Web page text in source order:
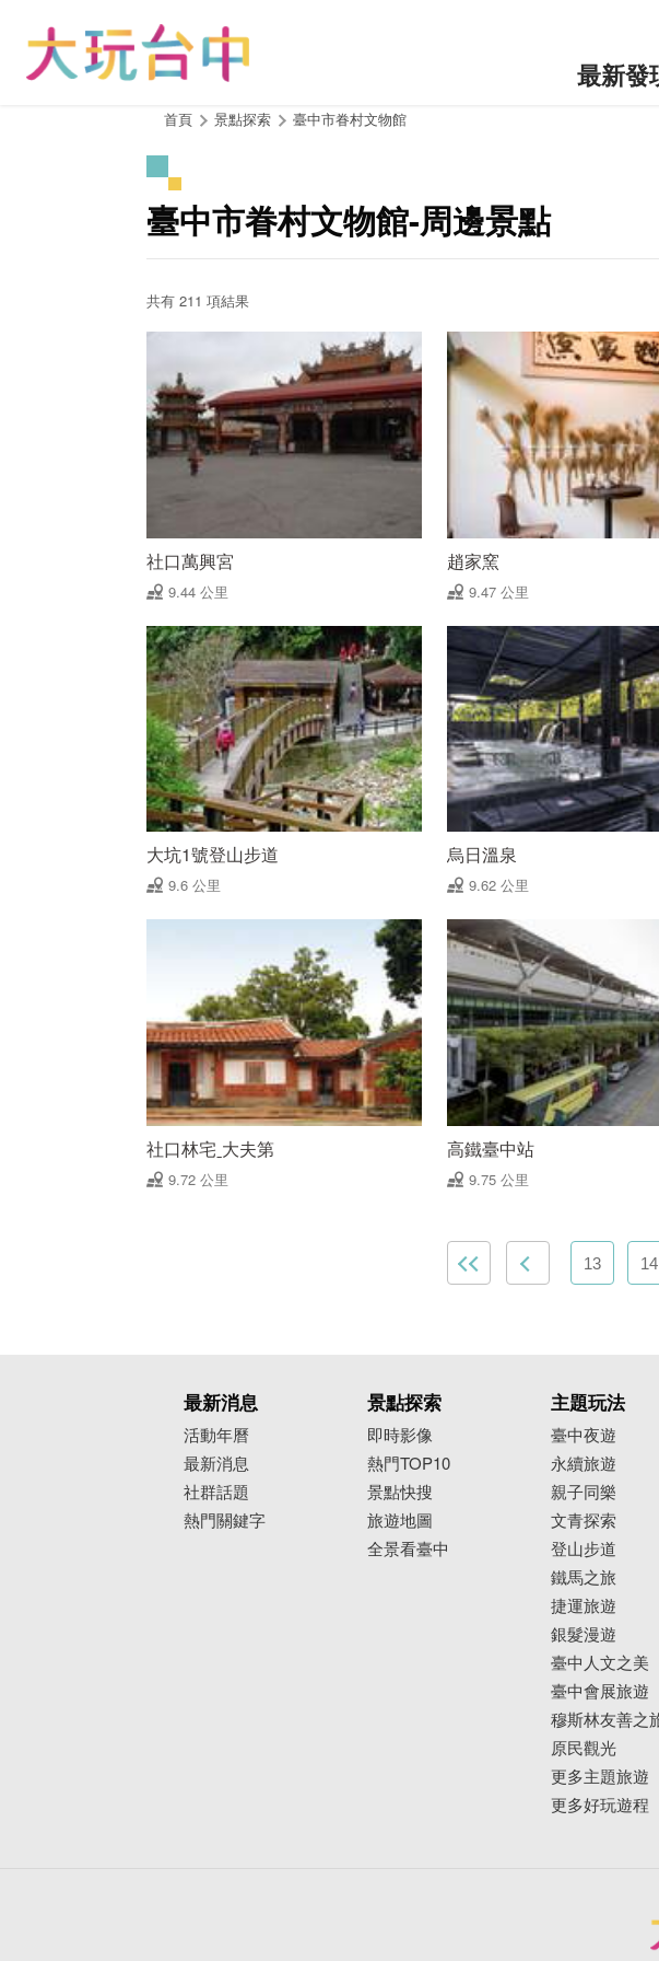
最新發
首頁 景點探索 臺中市眷村文物館
臺中市眷村文物館-周邊景點
共有 211 項結果
社口萬興宮
9.44 公里
趙家窯
9.47 公里
大坑1號登山步道
9.6 公里
烏日溫泉
9.62 公里
社口林宅ˍ大夫第
9.72 公里
高鐵臺中站
9.75 公里
13 14
最新消息
活動年曆
最新消息
社群話題
熱門關鍵字
景點探索
即時影像
熱門TOP10
景點快搜
旅遊地圖
全景看臺中
主題玩法
臺中夜遊
永續旅遊
親子同樂
文青探索
登山步道
鐵馬之旅
捷運旅遊
銀髮漫遊
臺中人文之美
臺中會展旅遊
穆斯林友善之
原民觀光
更多主題旅遊
更多好玩遊程